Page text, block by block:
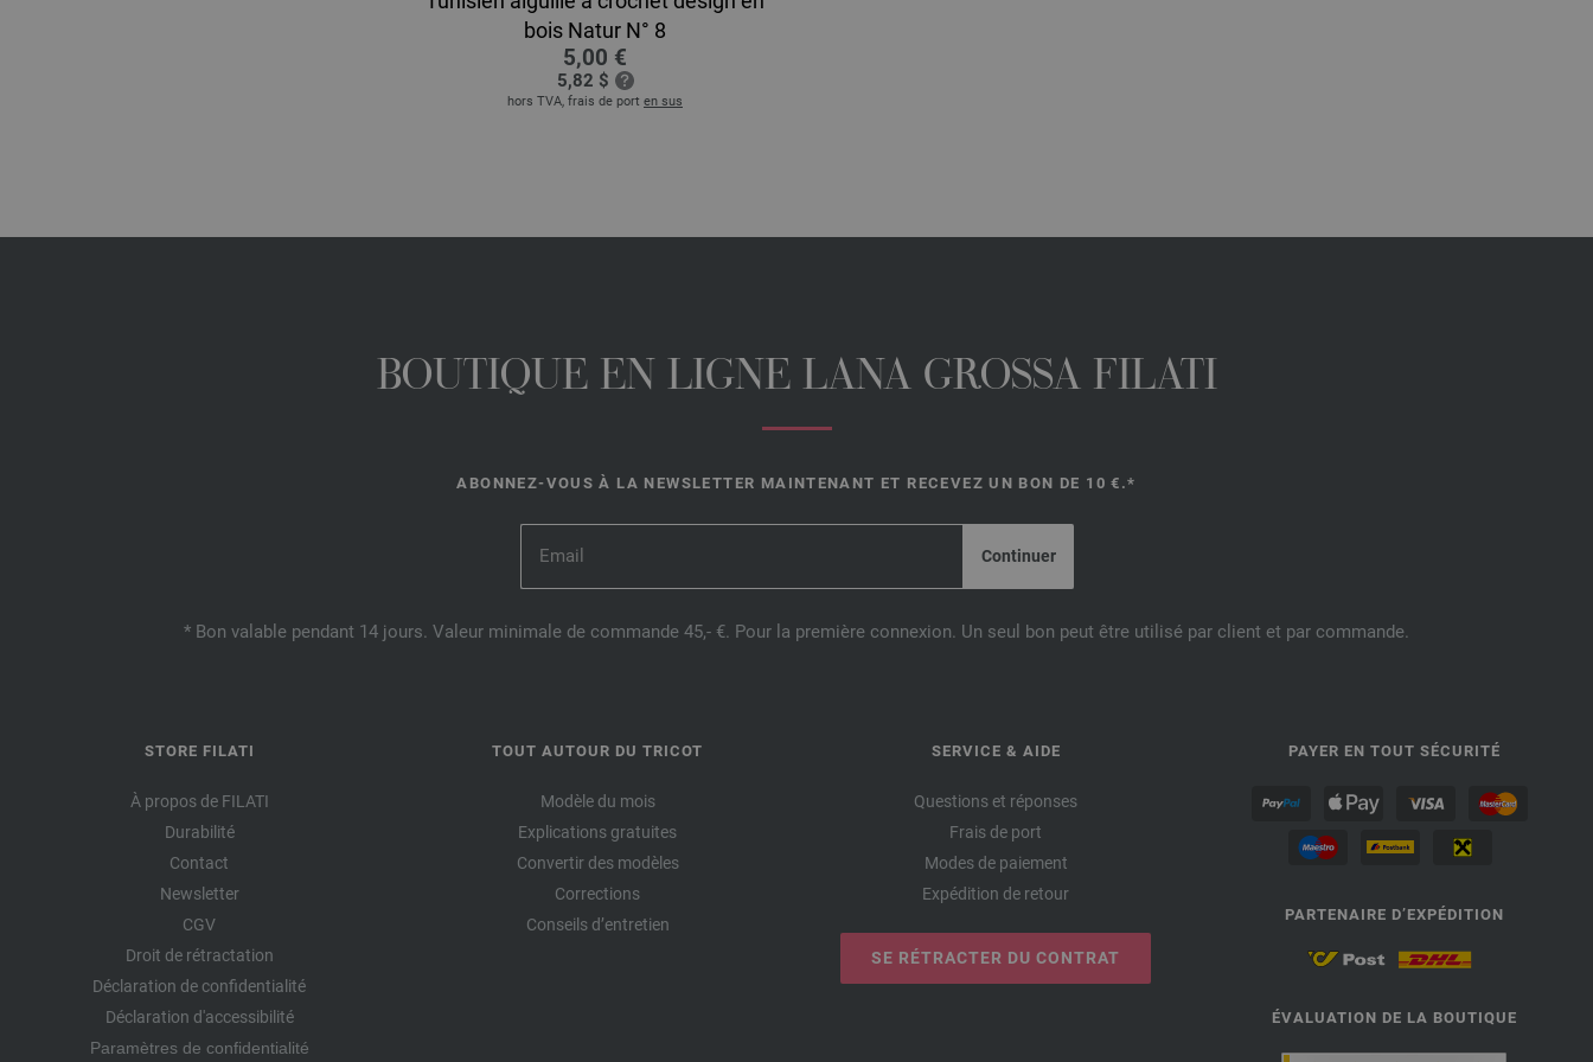
bois Natur N° 8
5,00 €
5,82 $
hors TVA, frais de port en sus
BOUTIQUE EN LIGNE LANA GROSSA FILATI
ABONNEZ-VOUS À LA NEWSLETTER MAINTENANT ET RECEVEZ UN BON DE 10 €.*
* Bon valable pendant 14 jours. Valeur minimale de commande 45,- €. Pour la première connexion. Un seul bon peut être utilisé par client et par commande.
STORE FILATI
À propos de FILATI
Durabilité
Contact
Newsletter
CGV
Droit de rétractation
Déclaration de confidentialité
Déclaration d'accessibilité
Paramètres de confidentialité
TOUT AUTOUR DU TRICOT
Modèle du mois
Explications gratuites
Convertir des modèles
Corrections
Conseils d’entretien
SERVICE & AIDE
Questions et réponses
Frais de port
Modes de paiement
Expédition de retour
SE RÉTRACTER DU CONTRAT
PAYER EN TOUT SÉCURITÉ
PARTENAIRE D’EXPÉDITION
ÉVALUATION DE LA BOUTIQUE